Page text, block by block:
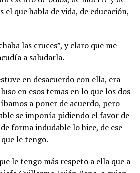
el que habla de vida, de educación,
las cruces”, y claro que me
a saludarla.
en desacuerdo con ella, era
en esos temas en lo que los dos
a poner de acuerdo, pero
se imponía pidiendo el favor de
forma indudable lo hice, de ese
le tengo.
le tengo más respeto a ella que a